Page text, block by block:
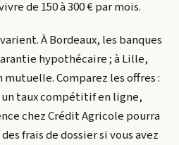
de 150 à 300 € par mois.
À Bordeaux, les banques
hypothécaire ; à Lille,
Comparez les offres :
taux compétitif en ligne,
chez Crédit Agricole pourra
frais de dossier si vous avez